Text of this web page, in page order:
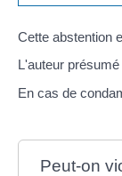
Cette abstention
L'auteur
En cas de
Peut-on